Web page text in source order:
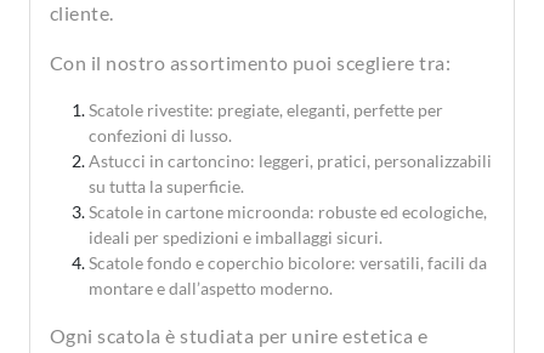
cliente.
Con il nostro assortimento puoi scegliere tra:
Scatole rivestite: pregiate, eleganti, perfette per
confezioni di lusso.
Astucci in cartoncino: leggeri, pratici, personalizzabili
su tutta la superficie.
Scatole in cartone microonda: robuste ed ecologiche,
ideali per spedizioni e imballaggi sicuri.
Scatole fondo e coperchio bicolore: versatili, facili da
montare e dall’aspetto moderno.
Ogni scatola è studiata per unire estetica e